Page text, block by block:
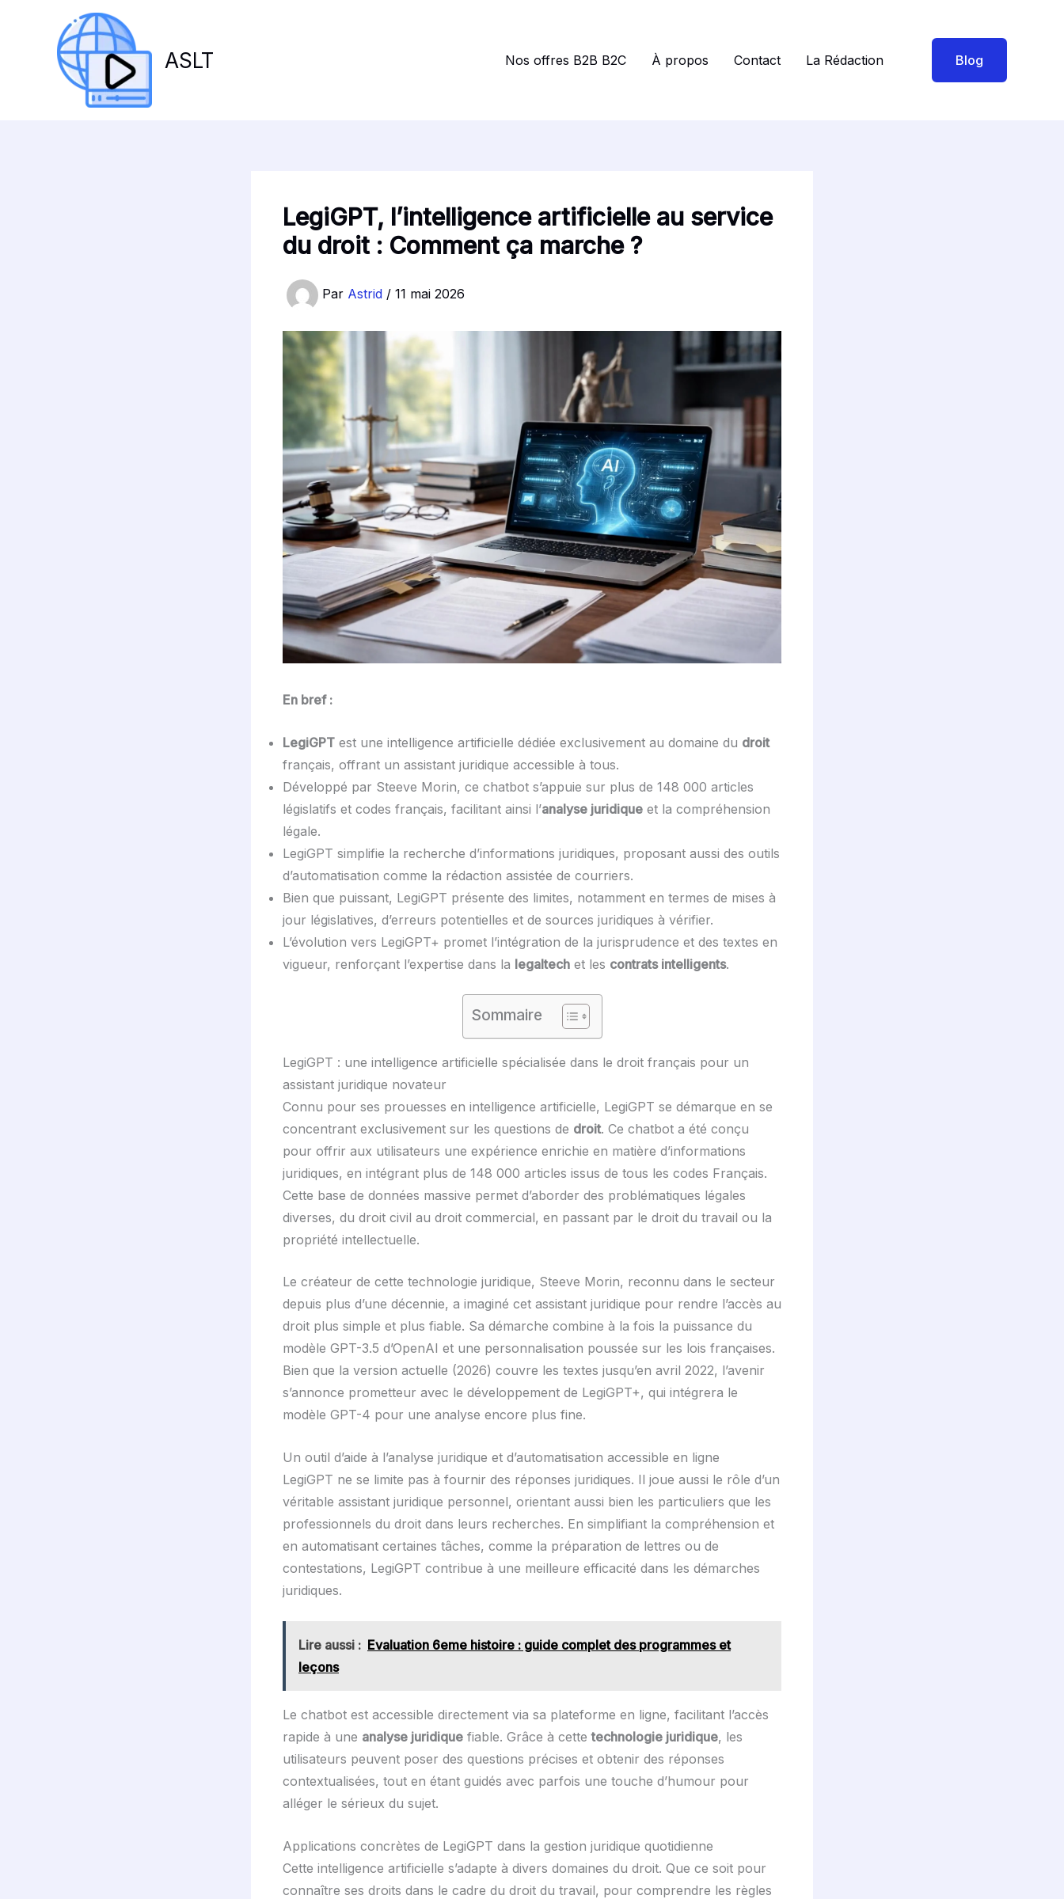
ASLT Nos offres B2B B2C À propos Contact La Rédaction Blog
LegiGPT, l’intelligence artificielle au service
du droit : Comment ça marche ?
Par Astrid / 11 mai 2026
En bref :
LegiGPT est une intelligence artificielle dédiée exclusivement au domaine du droit
français, offrant un assistant juridique accessible à tous.
Développé par Steeve Morin, ce chatbot s’appuie sur plus de 148 000 articles
législatifs et codes français, facilitant ainsi l’analyse juridique et la compréhension
légale.
LegiGPT simplifie la recherche d’informations juridiques, proposant aussi des outils
d’automatisation comme la rédaction assistée de courriers.
Bien que puissant, LegiGPT présente des limites, notamment en termes de mises à
jour législatives, d’erreurs potentielles et de sources juridiques à vérifier.
L’évolution vers LegiGPT+ promet l’intégration de la jurisprudence et des textes en
vigueur, renforçant l’expertise dans la legaltech et les contrats intelligents.
Sommaire
LegiGPT : une intelligence artificielle spécialisée dans le droit français pour un
assistant juridique novateur
Connu pour ses prouesses en intelligence artificielle, LegiGPT se démarque en se
concentrant exclusivement sur les questions de droit. Ce chatbot a été conçu
pour offrir aux utilisateurs une expérience enrichie en matière d’informations
juridiques, en intégrant plus de 148 000 articles issus de tous les codes Français.
Cette base de données massive permet d’aborder des problématiques légales
diverses, du droit civil au droit commercial, en passant par le droit du travail ou la
propriété intellectuelle.
Le créateur de cette technologie juridique, Steeve Morin, reconnu dans le secteur
depuis plus d’une décennie, a imaginé cet assistant juridique pour rendre l’accès au
droit plus simple et plus fiable. Sa démarche combine à la fois la puissance du
modèle GPT-3.5 d’OpenAI et une personnalisation poussée sur les lois françaises.
Bien que la version actuelle (2026) couvre les textes jusqu’en avril 2022, l’avenir
s’annonce prometteur avec le développement de LegiGPT+, qui intégrera le
modèle GPT-4 pour une analyse encore plus fine.
Un outil d’aide à l’analyse juridique et d’automatisation accessible en ligne
LegiGPT ne se limite pas à fournir des réponses juridiques. Il joue aussi le rôle d’un
véritable assistant juridique personnel, orientant aussi bien les particuliers que les
professionnels du droit dans leurs recherches. En simplifiant la compréhension et
en automatisant certaines tâches, comme la préparation de lettres ou de
contestations, LegiGPT contribue à une meilleure efficacité dans les démarches
juridiques.
Lire aussi : Evaluation 6eme histoire : guide complet des programmes et
leçons
Le chatbot est accessible directement via sa plateforme en ligne, facilitant l’accès
rapide à une analyse juridique fiable. Grâce à cettetechnologie juridique, les
utilisateurs peuvent poser des questions précises et obtenir des réponses
contextualisées, tout en étant guidés avec parfois une touche d’humour pour
alléger le sérieux du sujet.
Applications concrètes de LegiGPT dans la gestion juridique quotidienne
Cette intelligence artificielle s’adapte à divers domaines du droit. Que ce soit pour
connaître ses droits dans le cadre du droit du travail, pour comprendre les règles